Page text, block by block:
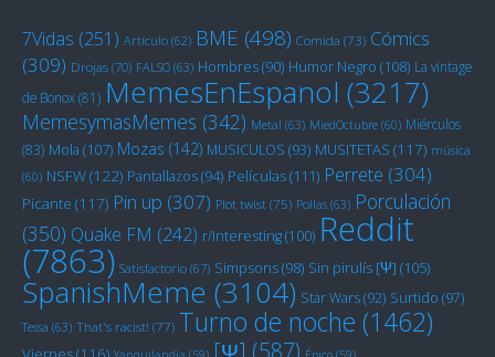
7Vidas (251) Artículo (62) BME (498) Comida (73) Cómics
(309) Drojas (70) FALSO (63) Hombres(90) Humor Negro (108) La vintage
de Bonox(81) MemesEnEspanol (3217)
MemesymasMemes (342) Metal (63) MiedOctubre (60) Miérculos
(83) Mola (107) Mozas (142) MUSICULOS (93) MUSITETAS (117) música
(60) NSFW(122) Pantallazos(94) Películas(111) Perrete (304)
Picante (117) Pin up (307) Plot twist (75) Pollas (63) Porculación
(350) Quake FM (242) r/Interesting(100) Reddit
(7863) Satisfactorio (67) Simpsons(98) Sin pirulís [Ψ] (105)
SpanishMeme (3104) Star Wars(92) Surtido (97)
Tessa (63) That's racist! (77) Turno de noche (1462)
[Ψ] (587)